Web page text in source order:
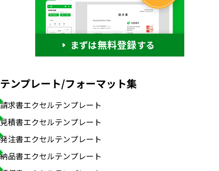
テンプレート/フォーマット集
請求書エクセルテンプレート
見積書エクセルテンプレート
発注書エクセルテンプレート
納品書エクセルテンプレート